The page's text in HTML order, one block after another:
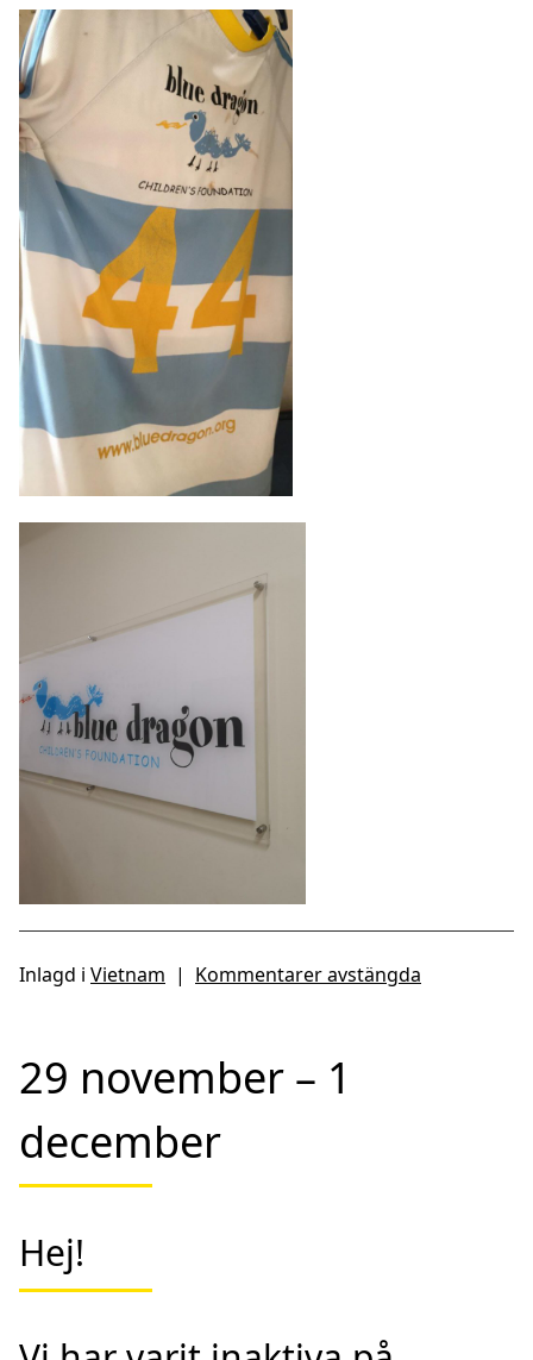
Inlagd i Vietnam | Kommentarer avstängda
29 november – 1
december
Hej!